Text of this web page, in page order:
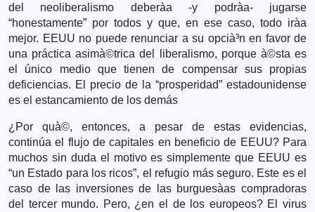
del neoliberalismo deberà­a -y podrà­a- jugarse
“honestamente” por todos y que, en ese caso, todo irà­a
mejor. EEUU no puede renunciar a su opcià³n en favor de
una práctica asimà©trica del liberalismo, porque à©sta es
el único medio que tienen de compensar sus propias
deficiencias. El precio de la “prosperidad” estadounidense
es el estancamiento de los demás
¿Por quà©, entonces, a pesar de estas evidencias,
continúa el flujo de capitales en beneficio de EEUU? Para
muchos sin duda el motivo es simplemente que EEUU es
“un Estado para los ricos”, el refugio más seguro. Este es el
caso de las inversiones de las burguesà­as compradoras
del tercer mundo. Pero, ¿en el de los europeos? El virus